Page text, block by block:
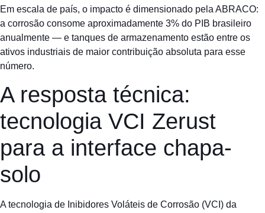
Em escala de país, o impacto é dimensionado pela ABRACO:
a corrosão consome aproximadamente 3% do PIB brasileiro
anualmente — e tanques de armazenamento estão entre os
ativos industriais de maior contribuição absoluta para esse
número.
A resposta técnica:
tecnologia VCI Zerust
para a interface chapa-
solo
A tecnologia de Inibidores Voláteis de Corrosão (VCI) da